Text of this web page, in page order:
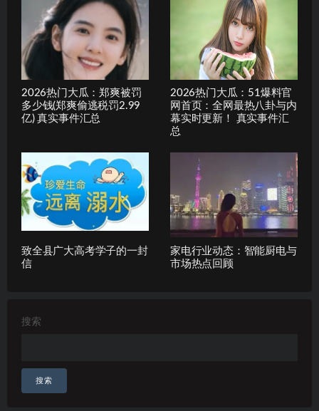
2026热门大瓜：郑爽被罚
多少钱(郑爽偷逃税罚2.99
亿) 真实事件汇总
2026热门大瓜：51爆料官
网首页：全网最热八卦与内
幕实时更新！ 真实事件汇
总
致全县广大高考学子的一封
信
家电行业动态：智能厨电与
市场热点回顾
搜索
搜索